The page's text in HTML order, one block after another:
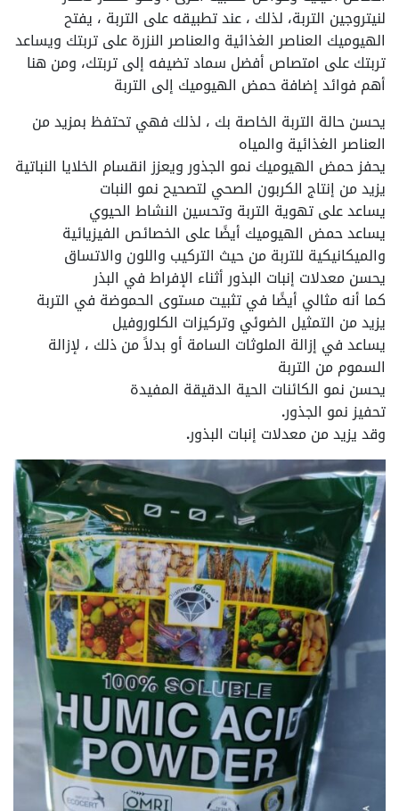
لنيتروجين التربة، لذلك ، عند تطبيقه على التربة ، يفتح
الهيوميك العناصر الغذائية والعناصر النزرة على تربتك ويساعد
تربتك على امتصاص أفضل سماد تضيفه إلى تربتك، ومن هنا
أهم فوائد إضافة حمض الهيوميك إلى التربة
يحسن حالة التربة الخاصة بك ، لذلك فهي تحتفظ بمزيد من
العناصر الغذائية والمياه
يحفز حمض الهيوميك نمو الجذور ويعزز انقسام الخلايا النباتية
يزيد من إنتاج الكربون الصحي لتصحيح نمو النبات
يساعد على تهوية التربة وتحسين النشاط الحيوي
يساعد حمض الهيوميك أيضًا على الخصائص الفيزيائية
والميكانيكية للتربة من حيث التركيب واللون والاتساق
يحسن معدلات إنبات البذور أثناء الإفراط في البذر
كما أنه مثالي أيضًا في تثبيت مستوى الحموضة في التربة
يزيد من التمثيل الضوئي وتركيزات الكلوروفيل
يساعد في إزالة الملوثات السامة أو بدلاً من ذلك ، لإزالة
السموم من التربة
يحسن نمو الكائنات الحية الدقيقة المفيدة
تحفيز نمو الجذور.
وقد يزيد من معدلات إنبات البذور.